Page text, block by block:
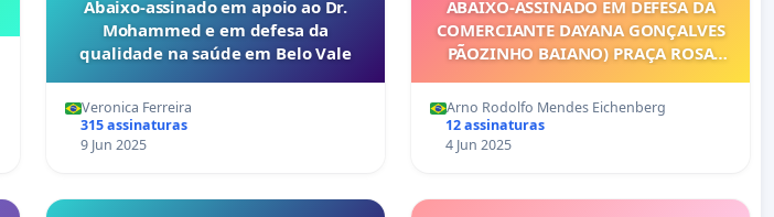
Abaixo-assinado em apoio ao Dr.
Mohammed e em defesa da
qualidade na saúde em Belo Vale
Veronica Ferreira
315 assinaturas
9 Jun 2025
ABAIXO-ASSINADO EM DEFESA DA
COMERCIANTE DAYANA GONÇALVES
PÃOZINHO BAIANO) PRAÇA ROSA
Arno Rodolfo Mendes Eichenberg
12 assinaturas
4 Jun 2025